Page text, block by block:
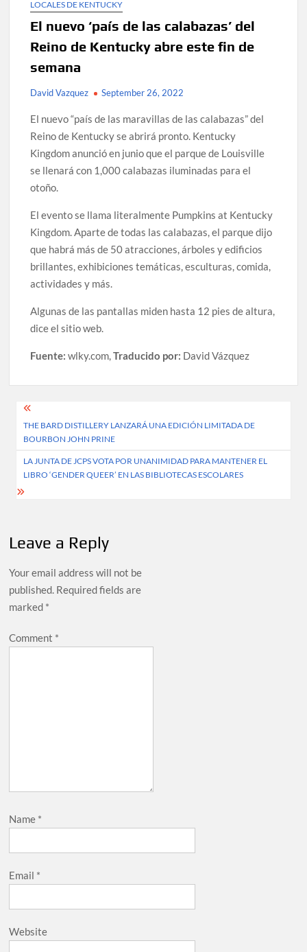
LOCALES DE KENTUCKY
El nuevo ‘país de las calabazas’ del
Reino de Kentucky abre este fin de
semana
David Vazquez September 26, 2022
El nuevo “país de las maravillas de las calabazas” del
Reino de Kentucky se abrirá pronto. Kentucky
Kingdom anunció en junio que el parque de Louisville
se llenará con 1,000 calabazas iluminadas para el
otoño.
El evento se llama literalmente Pumpkins at Kentucky
Kingdom. Aparte de todas las calabazas, el parque dijo
que habrá más de 50 atracciones, árboles y edificios
brillantes, exhibiciones temáticas, esculturas, comida,
actividades y más.
Algunas de las pantallas miden hasta 12 pies de altura,
dice el sitio web.
Fuente:wlky.com,Traducido por: David Vázquez
Post
navigation
THE BARD DISTILLERY LANZARÁ UNA EDICIÓN LIMITADA DE
BOURBON JOHN PRINE
LA JUNTA DE JCPS VOTA POR UNANIMIDAD PARA MANTENER EL
LIBRO ‘GENDER QUEER’ EN LAS BIBLIOTECAS ESCOLARES
Leave a Reply
Your email address will not be
published. Required fields are
marked *
Comment *
Name *
Email *
Website